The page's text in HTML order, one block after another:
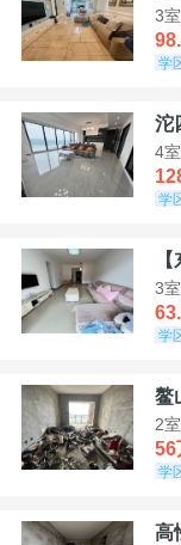
3
学
沱
4
学
3
学
鳌
2
56
学
高